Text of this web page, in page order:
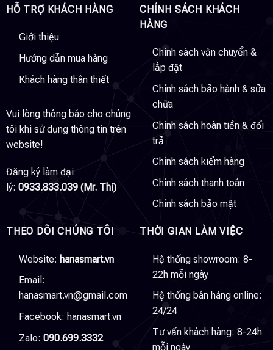
HỖ TRỢ KHÁCH HÀNG
Giới thiệu
Hướng dẫn mua hàng
Khách hàng thân thiết
Vui lòng thông báo cho chúng
tôi khi sử dụng thông tin trên
website!
Đăng ký làm đại
lý: 0933.833.039 (Mr. Thi)
CHÍNH SÁCH KHÁCH
HÀNG
Chính sách vận chuyển &
lắp đặt
Chính sách bảo hành & sửa
chữa
Chính sách hoàn tiền & đổi
trả
Chính sách kiểm hàng
Chính sách thanh toán
Chính sách bảo mật
THEO DÕI CHÚNG TÔI
Website: hanasmart.vn
Email:
hanasmart.vn@gmail.com
Facebook: hanasmart.vn
Zalo: 090.699.3332
THỜI GIAN LÀM VIỆC
Hệ thống showroom: 8-
22h mỗi ngày
Hệ thống bán hàng online:
24/24
Tư vấn khách hàng: 8-24h
mỗi ngày